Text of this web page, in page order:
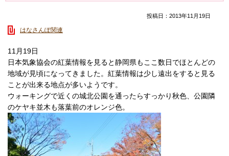
投稿日：2013年11月19日
はなさんぽ関連
11月19日
日本気象協会の紅葉情報を見ると静岡県もここ数日でほとんどの
地域が見頃になってきました。紅葉情報は少し遠出をすると見る
ことが出来る地点が多いようです。
ウォーキングで近くの城北公園を通ったらすっかり秋色、公園隣
のケヤキ並木も落葉前のオレンジ色。